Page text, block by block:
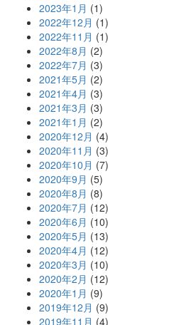
2023年1月 (1)
2022年12月 (1)
2022年11月 (1)
2022年8月 (2)
2022年7月 (3)
2021年5月 (2)
2021年4月 (3)
2021年3月 (3)
2021年1月 (2)
2020年12月 (4)
2020年11月 (3)
2020年10月 (7)
2020年9月 (5)
2020年8月 (8)
2020年7月 (12)
2020年6月 (10)
2020年5月 (13)
2020年4月 (12)
2020年3月 (10)
2020年2月 (12)
2020年1月 (9)
2019年12月 (9)
2019年11月 (4)